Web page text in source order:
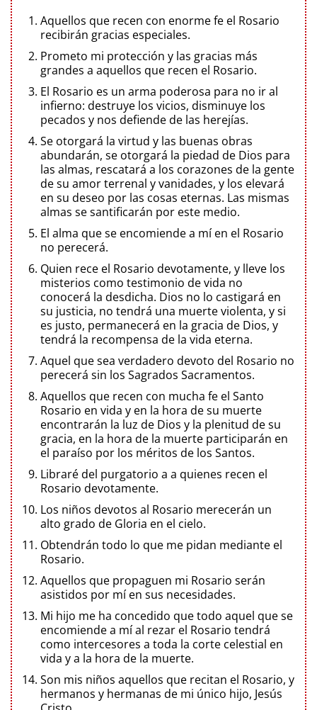
Aquellos que recen con enorme fe el Rosario
recibirán gracias especiales.
Prometo mi protección y las gracias más
grandes a aquellos que recen el Rosario.
El Rosario es un arma poderosa para no ir al
infierno: destruye los vicios, disminuye los
pecados y nos defiende de las herejías.
Se otorgará la virtud y las buenas obras
abundarán, se otorgará la piedad de Dios para
las almas, rescatará a los corazones de la gente
de su amor terrenal y vanidades, y los elevará
en su deseo por las cosas eternas. Las mismas
almas se santificarán por este medio.
El alma que se encomiende a mí en el Rosario
no perecerá.
Quien rece el Rosario devotamente, y lleve los
misterios como testimonio de vida no
conocerá la desdicha. Dios no lo castigará en
su justicia, no tendrá una muerte violenta, y si
es justo, permanecerá en la gracia de Dios, y
tendrá la recompensa de la vida eterna.
Aquel que sea verdadero devoto del Rosario no
perecerá sin los Sagrados Sacramentos.
Aquellos que recen con mucha fe el Santo
Rosario en vida y en la hora de su muerte
encontrarán la luz de Dios y la plenitud de su
gracia, en la hora de la muerte participarán en
el paraíso por los méritos de los Santos.
Libraré del purgatorio a a quienes recen el
Rosario devotamente.
Los niños devotos al Rosario merecerán un
alto grado de Gloria en el cielo.
Obtendrán todo lo que me pidan mediante el
Rosario.
Aquellos que propaguen mi Rosario serán
asistidos por mí en sus necesidades.
Mi hijo me ha concedido que todo aquel que se
encomiende a mí al rezar el Rosario tendrá
como intercesores a toda la corte celestial en
vida y a la hora de la muerte.
Son mis niños aquellos que recitan el Rosario, y
hermanos y hermanas de mi único hijo, Jesús